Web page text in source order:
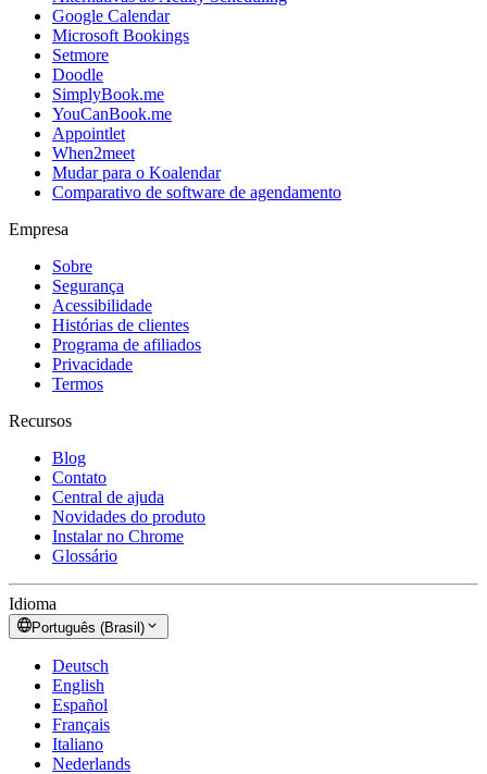
Google Calendar
Microsoft Bookings
Setmore
Doodle
SimplyBook.me
YouCanBook.me
Appointlet
When2meet
Mudar para o Koalendar
Comparativo de software de agendamento
Empresa
Sobre
Segurança
Acessibilidade
Histórias de clientes
Programa de afiliados
Privacidade
Termos
Recursos
Blog
Contato
Central de ajuda
Novidades do produto
Instalar no Chrome
Glossário
Idioma
Português (Brasil)
Deutsch
English
Español
Français
Italiano
Nederlands